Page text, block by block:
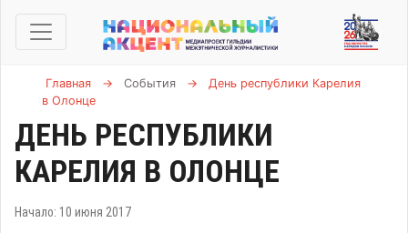
Главная → События →
День республики Карелия
в Олонце
ДЕНЬ РЕСПУБЛИКИ
КАРЕЛИЯ В ОЛОНЦЕ
Начало: 10 июня 2017